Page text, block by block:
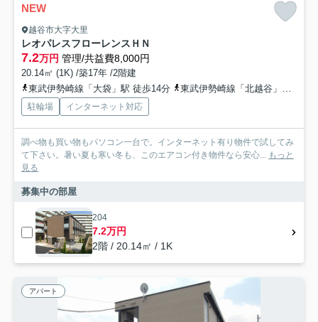
NEW
越谷市大字大里
レオパレスフローレンスＨＮ
7.2万円 管理/共益費8,000円
20.14㎡ (1K) /築17年 /2階建
東武伊勢崎線「大袋」駅 徒歩14分
東武伊勢崎線「北越谷」駅 徒歩21分
駐輪場 インターネット対応
調べ物も買い物もパソコン一台で。インターネット有り物件で試してみ
て下さい。暑い夏も寒い冬も、このエアコン付き物件なら安心... もっと
見る
募集中の部屋
204
7.2万円
2階 / 20.14㎡ / 1K
アパート